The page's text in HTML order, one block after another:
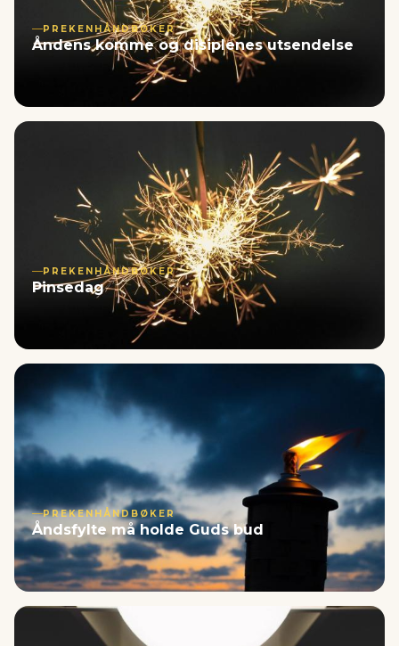
PREKENHÅNDBØKER
Åndens komme og disiplenes utsendelse
PREKENHÅNDBØKER
Pinsedag
PREKENHÅNDBØKER
Åndsfylte må holde Guds bud